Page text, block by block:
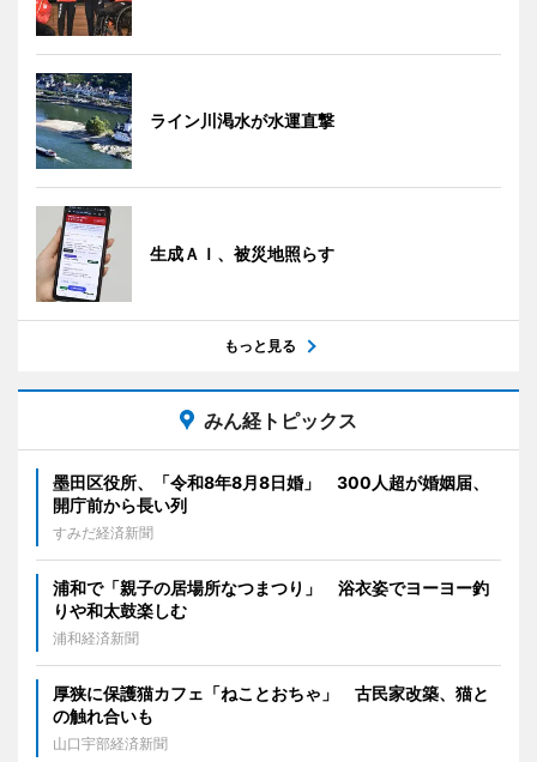
ライン川渇水が水運直撃
生成ＡＩ、被災地照らす
もっと見る
みん経トピックス
墨田区役所、「令和8年8月8日婚」 300人超が婚姻届、
開庁前から長い列
すみだ経済新聞
浦和で「親子の居場所なつまつり」 浴衣姿でヨーヨー釣
りや和太鼓楽しむ
浦和経済新聞
厚狭に保護猫カフェ「ねことおちゃ」 古民家改築、猫と
の触れ合いも
山口宇部経済新聞